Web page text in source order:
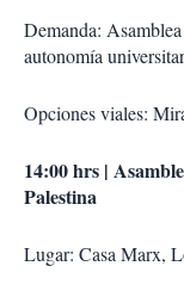
Demanda:
autonomía
Opciones viales:
14:00 hrs |
Palestina
Lugar: Casa Marx,